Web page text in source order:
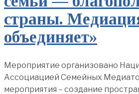
страны.
объединяет»
Мероприятие организовано
Ассоциацией Семейных
мероприятия – создание